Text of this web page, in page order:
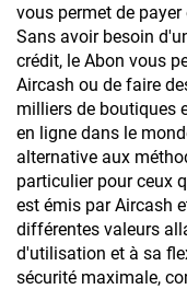
vous permet de
Sans avoir besoin
crédit, le Abon vous
Aircash ou de faire
milliers de boutiques
en ligne dans le
alternative aux
particulier pour ceux
est émis par Aircash
différentes valeurs
d'utilisation et à sa
sécurité maximale,